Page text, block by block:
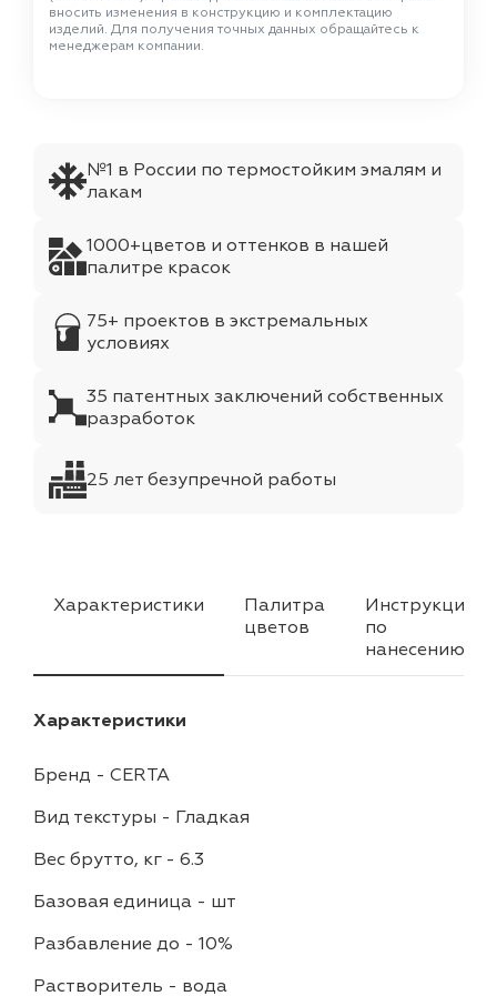
вносить изменения в конструкцию и комплектацию
изделий. Для получения точных данных обращайтесь к
менеджерам компании.
№1 в России по термостойким эмалям и
лакам
1000+цветов и оттенков в нашей
палитре красок
75+ проектов в экстремальных
условиях
35 патентных заключений собственных
разработок
25 лет безупречной работы
Характеристики
Палитра
цветов
Инструкция
по
нанесению
Характеристики
Бренд - CERTA
Вид текстуры - Гладкая
Вес брутто, кг - 6.3
Базовая единица - шт
Разбавление до - 10%
Растворитель - вода